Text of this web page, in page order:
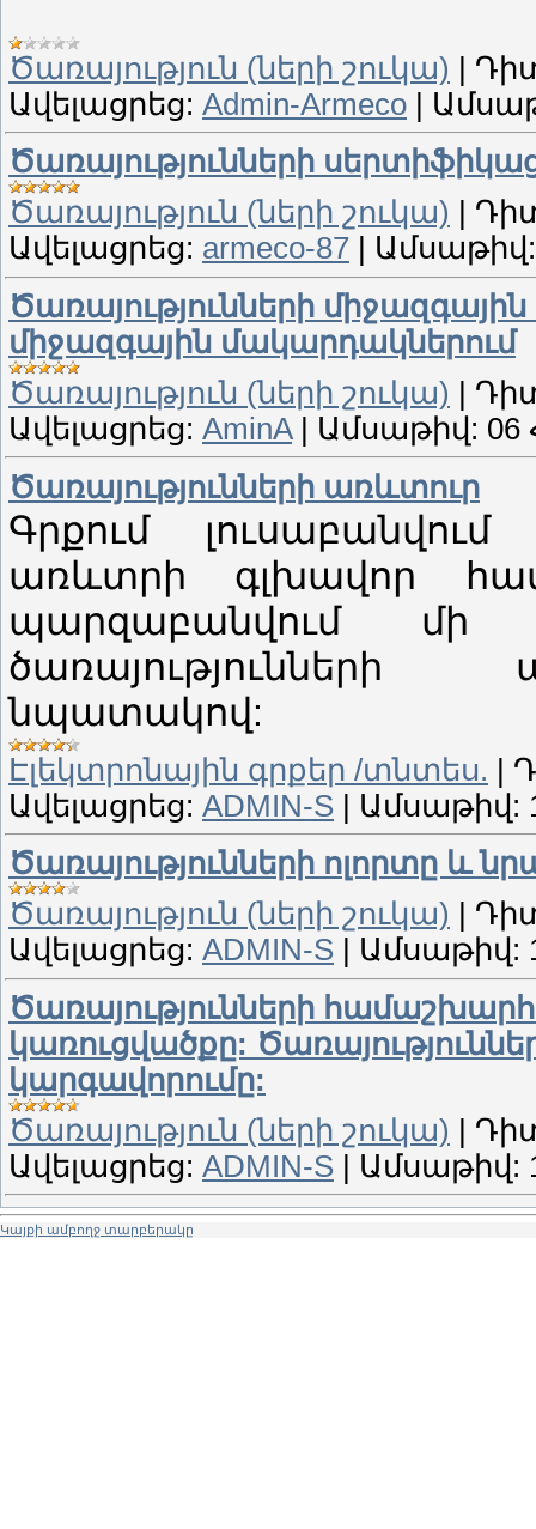
Ծառայություն (ների շուկա) |
Ավելացրեց: Admin-Armeco |
Ծառայությունների
Ծառայություն (ների շուկա)
Ավելացրեց: armeco-87
Ամսաթիվ:
Ծառայությունների
միջազգային մակարդակներում
Ծառայություն (ների շուկա)
Ավելացրեց: AminA| Ամսաթիվ: 06
Ծառայությունների առևտուր
Գրքում
առևտրի գլխավոր
պարզաբանվում մի
նպատակով:
Էլեկտրոնային գրքեր /տնտես. |
Ավելացրեց: ADMIN-S | Ամսաթիվ:
Ծառայությունների ոլորտը և
Ծառայություն (ների շուկա)
Ավելացրեց: ADMIN-S Ամսաթիվ:
Ծառայությունների
կառուցվածքը:
կարգավորումը:
Ծառայություն (ների շուկա)
Ավելացրեց: ADMIN-S Ամսաթիվ:
Կայքի ամբողջ տարբերակը